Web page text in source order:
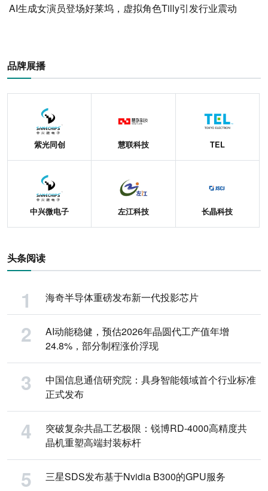
AI生成女演员登场好莱坞，虚拟角色Tilly引发行业震动
品牌展播
紫光同创 慧联科技 TEL
中兴微电子 左江科技 长晶科技
头条阅读
海奇半导体重磅发布新一代投影芯片
AI动能稳健，预估2026年晶圆代工产值年增
24.8%，部分制程涨价浮现
中国信息通信研究院：具身智能领域首个行业标准
正式发布
突破复杂共晶工艺极限：锐博RD-4000高精度共
晶机重塑高端封装标杆
三星SDS发布基于Nvidia B300的GPU服务